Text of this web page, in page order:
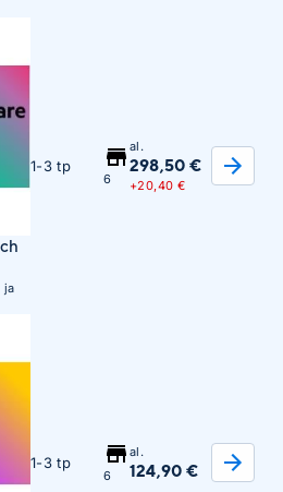
ja
1-3 tp
6
al.
298,50 €
+20,40 €
1-3 tp
6
al.
124,90 €